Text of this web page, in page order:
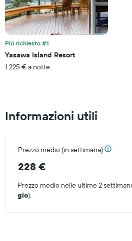
Più richiesto #1
Yasawa Island Resort
1.225 € a notte
Informazioni utili
Prezzo medio (in settimana)
228 €
Prezzo medio nelle ultime 2
gio).